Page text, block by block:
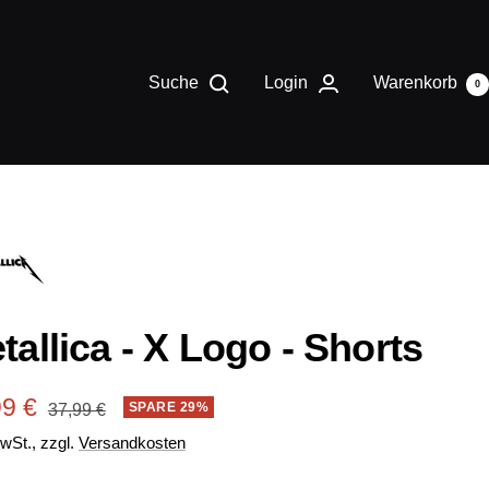
Suche Login Warenkorb 0
- X Logo - Shorts
€ Regulärer
Preis
37,99 € SPARE 29%
zzgl. Versandkosten